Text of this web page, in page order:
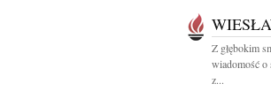
Z głębokim
wiadomość o
z...